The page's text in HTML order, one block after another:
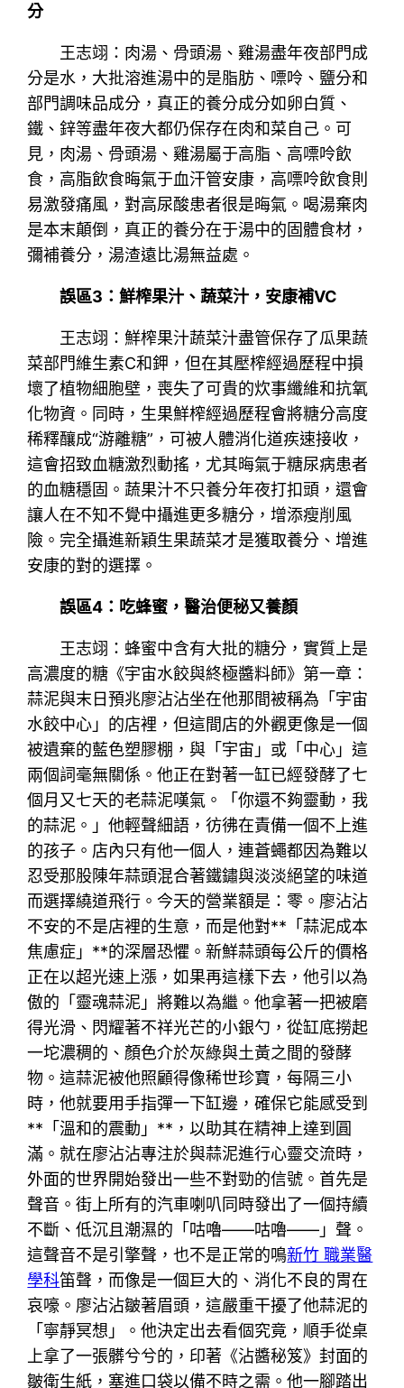
分
王志翊：肉湯、骨頭湯、雞湯盡年夜部門成
分是水，大批溶進湯中的是脂肪、嘌呤、鹽分和
部門調味品成分，真正的養分成分如卵白質、
鐵、鋅等盡年夜大都仍保存在肉和菜自己。可
見，肉湯、骨頭湯、雞湯屬于高脂、高嘌呤飲
食，高脂飲食晦氣于血汗管安康，高嘌呤飲食則
易激發痛風，對高尿酸患者很是晦氣。喝湯棄肉
是本末顛倒，真正的養分在于湯中的固體食材，
彌補養分，湯渣遠比湯無益處。
誤區3：鮮榨果汁、蔬菜汁，安康補VC
王志翊：鮮榨果汁蔬菜汁盡管保存了瓜果蔬
菜部門維生素C和鉀，但在其壓榨經過歷程中損
壞了植物細胞壁，喪失了可貴的炊事纖維和抗氧
化物資。同時，生果鮮榨經過歷程會將糖分高度
稀釋釀成“游離糖”，可被人體消化道疾速接收，
這會招致血糖激烈動搖，尤其晦氣于糖尿病患者
的血糖穩固。蔬果汁不只養分年夜打扣頭，還會
讓人在不知不覺中攝進更多糖分，增添瘦削風
險。完全攝進新穎生果蔬菜才是獲取養分、增進
安康的對的選擇。
誤區4：吃蜂蜜，醫治便秘又養顏
王志翊：蜂蜜中含有大批的糖分，實質上是
高濃度的糖《宇宙水餃與終極醬料師》第一章：
蒜泥與末日預兆廖沾沾坐在他那間被稱為「宇宙
水餃中心」的店裡，但這間店的外觀更像是一個
被遺棄的藍色塑膠棚，與「宇宙」或「中心」這
兩個詞毫無關係。他正在對著一缸已經發酵了七
個月又七天的老蒜泥嘆氣。「你還不夠靈動，我
的蒜泥。」他輕聲細語，彷彿在責備一個不上進
的孩子。店內只有他一個人，連蒼蠅都因為難以
忍受那股陳年蒜頭混合著鐵鏽與淡淡絕望的味道
而選擇繞道飛行。今天的營業額是：零。廖沾沾
不安的不是店裡的生意，而是他對**「蒜泥成本
焦慮症」**的深層恐懼。新鮮蒜頭每公斤的價格
正在以超光速上漲，如果再這樣下去，他引以為
傲的「靈魂蒜泥」將難以為繼。他拿著一把被磨
得光滑、閃耀著不祥光芒的小銀勺，從缸底撈起
一坨濃稠的、顏色介於灰綠與土黃之間的發酵
物。這蒜泥被他照顧得像稀世珍寶，每隔三小
時，他就要用手指彈一下缸邊，確保它能感受到
**「溫和的震動」**，以助其在精神上達到圓
滿。就在廖沾沾專注於與蒜泥進行心靈交流時，
外面的世界開始發出一些不對勁的信號。首先是
聲音。街上所有的汽車喇叭同時發出了一個持續
不斷、低沉且潮濕的「咕嚕——咕嚕——」聲。
這聲音不是引擎聲，也不是正常的鳴新竹 職業醫
學科笛聲，而像是一個巨大的、消化不良的胃在
哀嚎。廖沾沾皺著眉頭，這嚴重干擾了他蒜泥的
「寧靜冥想」。他決定出去看個究竟，順手從桌
上拿了一張髒兮兮的，印著《沾醬秘笈》封面的
皺衛生紙，塞進口袋以備不時之需。他一腳踏出